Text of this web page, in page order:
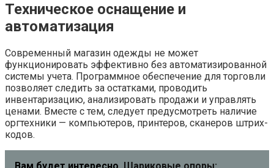
Техническое оснащение и
автоматизация
Современный магазин одежды не может
функционировать эффективно без автоматизированной
системы учета. Программное обеспечение для торговли
позволяет следить за остатками, проводить
инвентаризацию, анализировать продажи и управлять
ценами. Вместе с тем, следует предусмотреть наличие
оргтехники — компьютеров, принтеров, сканеров штрих-
кодов.